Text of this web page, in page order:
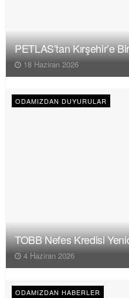
PETLAS’tan Kırşehir’e
18 Haziran 2026
ODAMIZDAN DUYURULAR
TOBB Nefes Kredisi
4 Haziran 2026
ODAMIZDAN HABERLER